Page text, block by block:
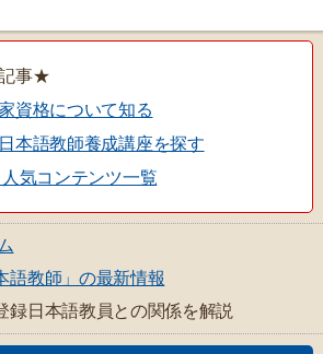
事★
資格について知る
本語教師養成講座を探す
人気コンテンツ一覧
語教師」の最新情報
録日本語教員との関係を解説